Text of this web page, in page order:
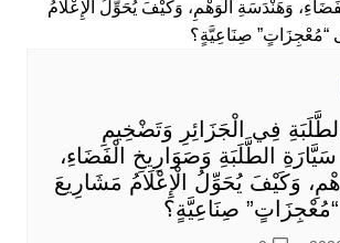
فِي الْجَزَائِرِ وَتَضْخِيمِ
سَيَّارَةِ الطَّلَبَةِ وَصَوَارِيخِ الْفَضَاءِ،
وَكَيْفَ يُحَوِّلُ الْإِعْلَامُ مَشَارِيعَ
“مُعْجِزَاتٍ” صِنَاعِيَّةٍ؟